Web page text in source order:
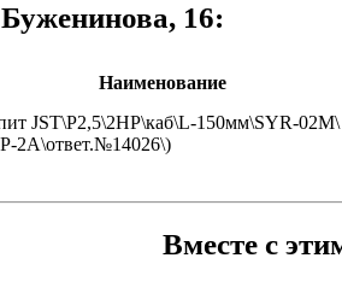
16:
Наименование
JST\P2,5\2HP\каб\L-150мм\SYR-02M\
2A\ответ.№14026\)
Вместе с